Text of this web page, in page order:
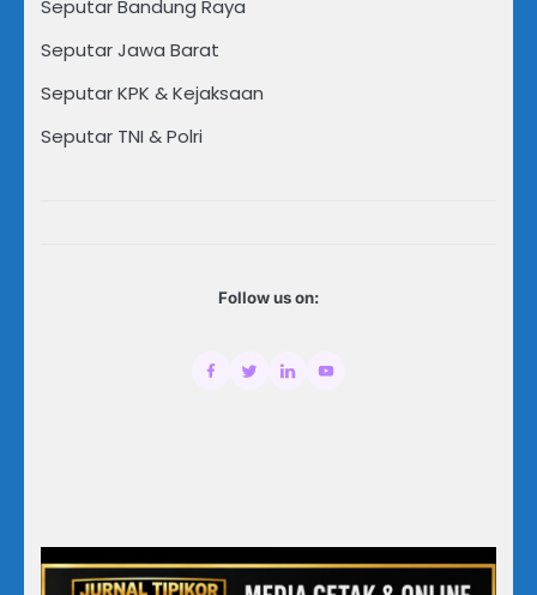
Seputar Bandung Raya
Seputar Jawa Barat
Seputar KPK & Kejaksaan
Seputar TNI & Polri
Follow us on: